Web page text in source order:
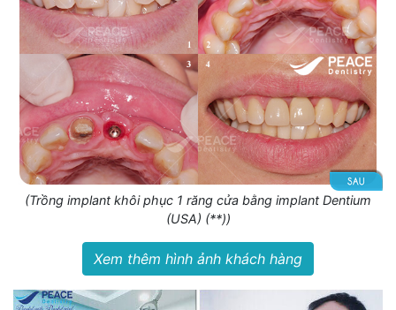
(Trồng implant khôi phục 1 răng cửa bằng implant Dentium
(USA) (**))
Xem thêm hình ảnh khách hàng